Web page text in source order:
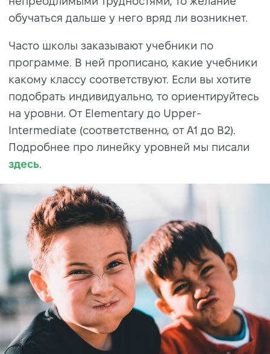
обучаться дальше у него вряд ли возникнет.
Часто школы заказывают учебники по
программе. В ней прописано, какие учебники
какому классу соответствуют. Если вы хотите
подобрать индивидуально, то ориентируйтесь
на уровни. От Elementary до Upper-
Intermediate (соответственно, от A1 до B2).
Подробнее про линейку уровней мы писали
здесь.